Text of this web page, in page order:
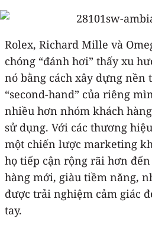
Rolex, Richard Mille và
chóng “đánh hơi” thấy xu
nó bằng cách xây dựng nền
“second-hand” của riêng
nhiều hơn nhóm khách
sử dụng. Với các thương
một chiến lược marketing
họ tiếp cận rộng rãi hơn
hàng mới, giàu tiềm năng,
được trải nghiệm cảm giác
tay.